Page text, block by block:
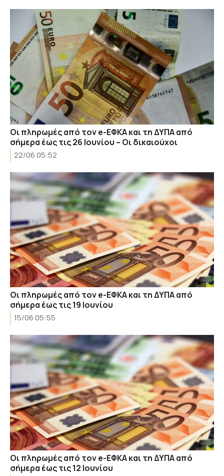
Οι πληρωμές από τον e-ΕΦΚΑ και τη ΔΥΠΑ από
σήμερα έως τις 26 Ιουνίου – Οι δικαιούχοι
22/06 05:52
Οι πληρωμές από τον e-ΕΦΚΑ και τη ΔΥΠΑ από
σήμερα έως τις 19 Ιουνίου
15/06 05:55
Οι πληρωμές από τον e-ΕΦΚΑ και τη ΔΥΠΑ από
σήμερα έως τις 12 Ιουνίου